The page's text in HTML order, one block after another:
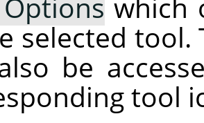
which
selected tool.
be
tool